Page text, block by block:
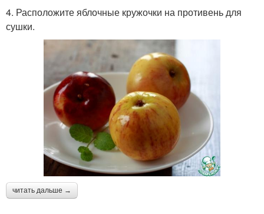
4. Расположите яблочные кружочки на противень для
сушки.
читать дальше →